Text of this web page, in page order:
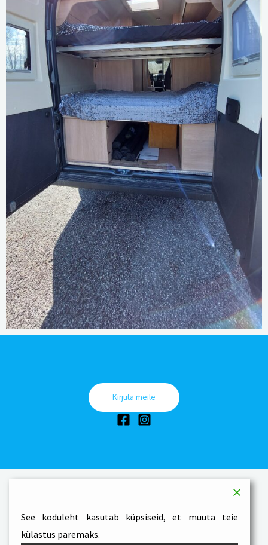
Kirjuta meile
See koduleht kasutab küpsiseid, et muuta teie
külastus paremaks.